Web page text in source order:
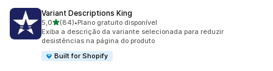
Variant Descriptions King
5,0de 5 estrelas
(84)
84 avaliações ao todo
•Plano gratuito disponível
Exiba a descrição da variante selecionada para reduzir
desistências na página do produto
Built for Shopify